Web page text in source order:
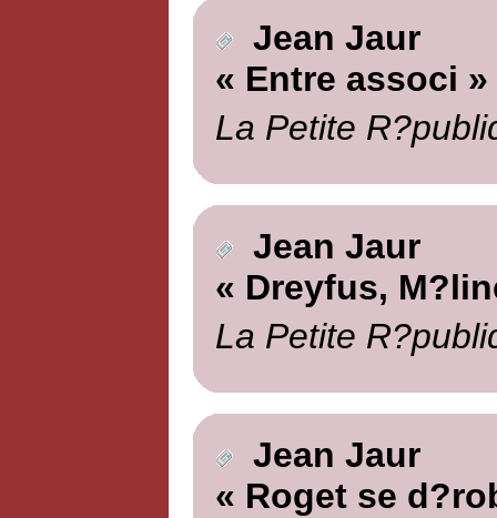
Jean Jaur
« Entre associ »
La Petite
Jean Jaur
« Dreyfus,
La Petite
Jean Jaur
« Roget se